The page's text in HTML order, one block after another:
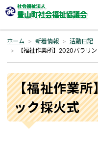
ホーム 新着情報
活動日記
【福祉作業所】2020パラリ
【福祉作業
ック採火式